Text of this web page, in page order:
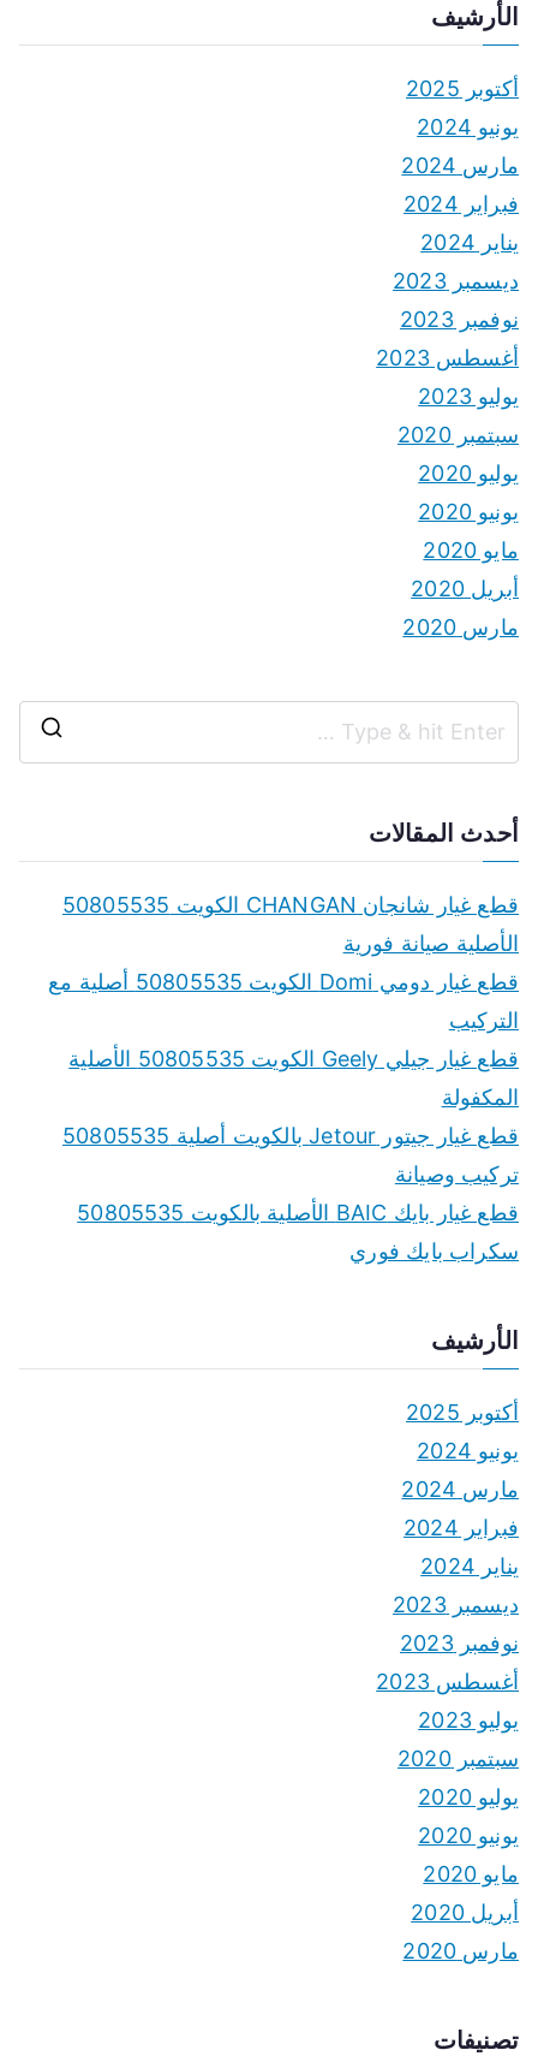
الأرشيف
أكتوبر 2025
يونيو 2024
مارس 2024
فبراير 2024
يناير 2024
ديسمبر 2023
نوفمبر 2023
أغسطس 2023
يوليو 2023
سبتمبر 2020
يوليو 2020
يونيو 2020
مايو 2020
أبريل 2020
مارس 2020
r
أحدث المقالات
قطع غيار شانجان CHANGAN الكويت 50805535
الأصلية صيانة فورية
قطع غيار دومي Domi الكويت 50805535 أصلية مع
التركيب
قطع غيار جيلي Geely الكويت 50805535 الأصلية
المكفولة
قطع غيار جيتور Jetour بالكويت أصلية 50805535
تركيب وصيانة
قطع غيار بايك BAIC الأصلية بالكويت 50805535
سكراب بايك فوري
الأرشيف
أكتوبر 2025
يونيو 2024
مارس 2024
فبراير 2024
يناير 2024
ديسمبر 2023
نوفمبر 2023
أغسطس 2023
يوليو 2023
سبتمبر 2020
يوليو 2020
يونيو 2020
مايو 2020
أبريل 2020
مارس 2020
تصنيفات